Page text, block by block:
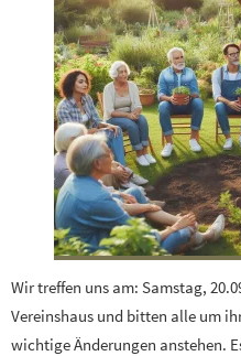
Wir treffen uns am: Samstag,
Vereinshaus und bitten alle um
wichtige Änderungen anstehen.